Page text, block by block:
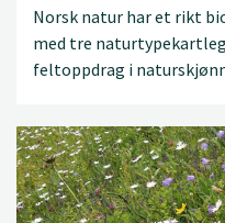
Norsk natur har et rikt
med tre
feltoppdrag i